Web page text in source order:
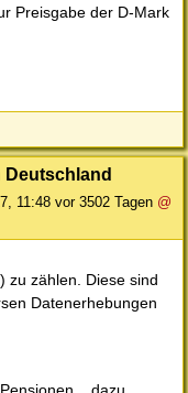
Preisgabe der D-Mark
Deutschland
11:48 vor 3502 Tagen @
zu zählen. Diese sind
Datenerhebungen